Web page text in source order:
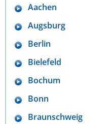
Aachen
Augsburg
Berlin
Bielefeld
Bochum
Bonn
Braunschweig